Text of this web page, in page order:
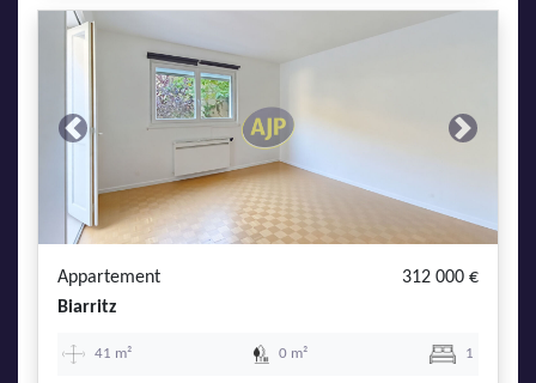
Previous Next
Appartement
312 000 €
Biarritz
41 m² 0 m² 1